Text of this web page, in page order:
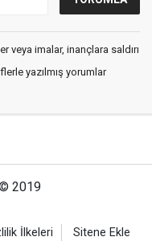
veya imalar, inançlara saldırı
yazılmış yorumlar
2019
İlkeleri Sitene Ekle